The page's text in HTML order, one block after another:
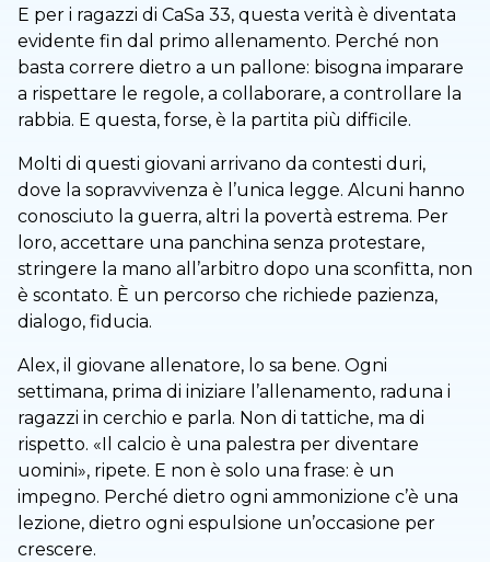
E per i ragazzi di CaSa 33, questa verità è diventata
evidente fin dal primo allenamento. Perché non
basta correre dietro a un pallone: bisogna imparare
a rispettare le regole, a collaborare, a controllare la
rabbia. E questa, forse, è la partita più difficile.
Molti di questi giovani arrivano da contesti duri,
dove la sopravvivenza è l’unica legge. Alcuni hanno
conosciuto la guerra, altri la povertà estrema. Per
loro, accettare una panchina senza protestare,
stringere la mano all’arbitro dopo una sconfitta, non
è scontato. È un percorso che richiede pazienza,
dialogo, fiducia.
Alex, il giovane allenatore, lo sa bene. Ogni
settimana, prima di iniziare l’allenamento, raduna i
ragazzi in cerchio e parla. Non di tattiche, ma di
rispetto. «Il calcio è una palestra per diventare
uomini», ripete. E non è solo una frase: è un
impegno. Perché dietro ogni ammonizione c’è una
lezione, dietro ogni espulsione un’occasione per
crescere.